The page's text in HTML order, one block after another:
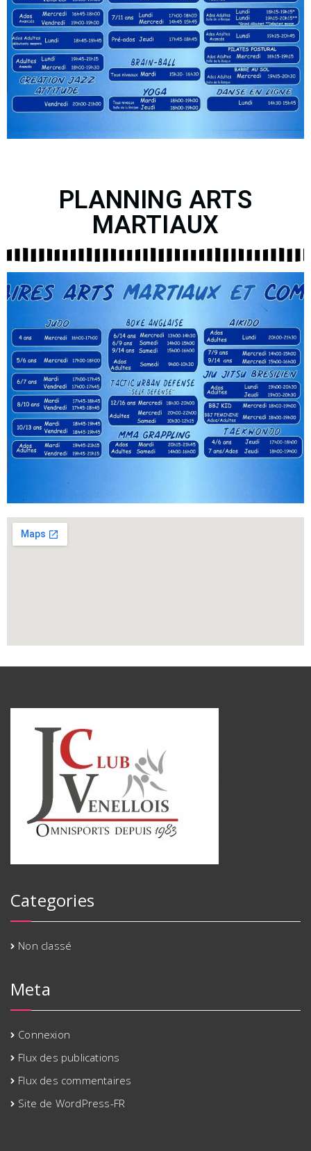
PLANNING ARTS
MARTIAUX
Categories
Non classé
Meta
Connexion
Flux des publications
Flux des commentaires
Site de WordPress-FR